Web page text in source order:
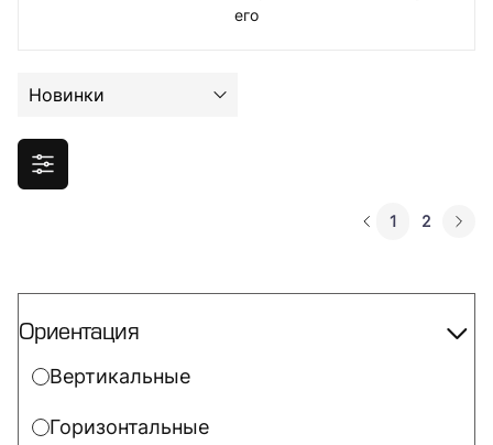
его
Новинки
1 2
Ориентация
Вертикальные
Горизонтальные